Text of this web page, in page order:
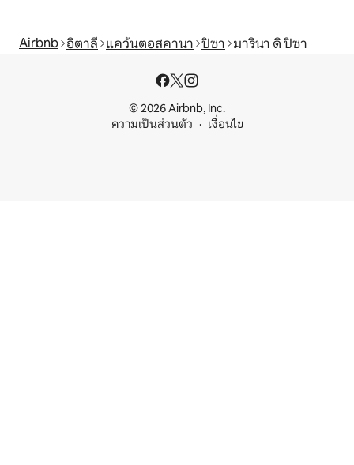
Airbnb อิตาลี แคว้นตอสคานา ปิซา มารินา ดิ ปิซา
© 2026 Airbnb, Inc.
ความเป็นส่วนตัว
เงื่อนไข